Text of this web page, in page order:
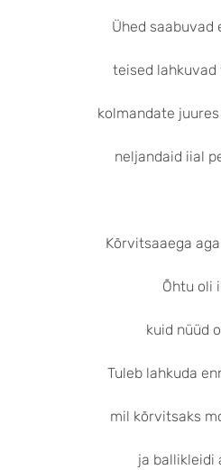
Ühed saabuvad
teised lahkuvad
kolmandate
neljandaid iial
Kõrvitsaaega
Õhtu oli
kuid nüüd
Tuleb lahkuda
mil kõrvitsaks
ja ballikleidi